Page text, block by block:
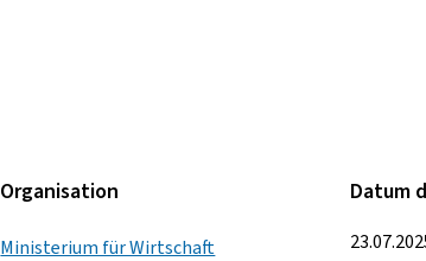
Organisation
Ministerium für Wirtschaft
Datum